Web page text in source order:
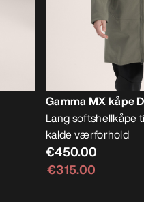
Gamma MX kåpe
Lang softshellkåpe
kalde værforhold
€450.00
€315.00